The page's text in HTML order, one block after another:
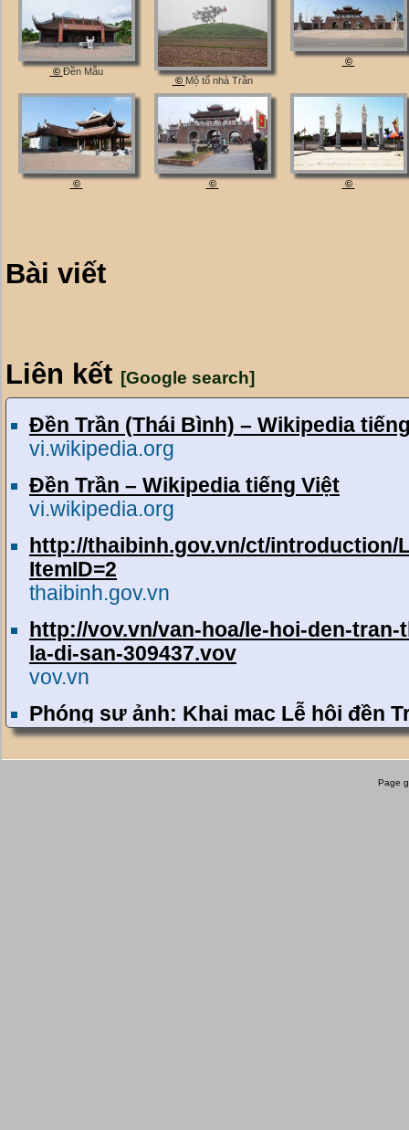
© Đền Mẫu
© Mộ tổ nhà Trần
©
© © ©
Bài viết
Liên kết [Google search]
Đền Trần (Thái Bình) – Wikipedia
vi.wikipedia.org
Đền Trần – Wikipedia tiếng Việt
vi.wikipedia.org
http://thaibinh.gov.vn/ct/introduction/
ItemID=2
thaibinh.gov.vn
http://vov.vn/van-hoa/le-hoi-den-
la-di-san-309437.vov
vov.vn
Phóng sự ảnh: Khai mạc Lễ hội đền
www.thaibinhtv.vn
Tối 12/2 (tức ngày 13 tháng Giêng), tại
thờ và Lăng mộ các vua Trần (xã Tiến
Page